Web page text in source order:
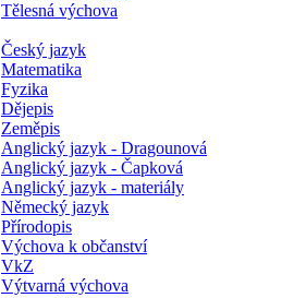
Tělesná výchova
Český jazyk
Matematika
Fyzika
Dějepis
Zeměpis
Anglický jazyk - Dragounová
Anglický jazyk - Čapková
Anglický jazyk - materiály
Německý jazyk
Přírodopis
Výchova k občanství
VkZ
Výtvarná výchova